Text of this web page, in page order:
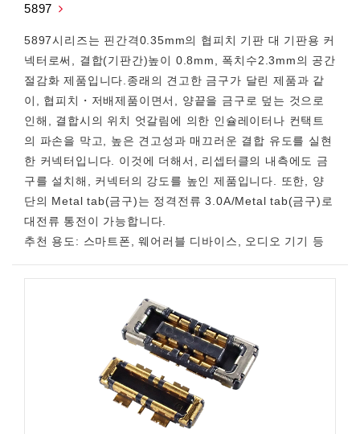
5897
5897시리즈는 핀간격0.35mm의 협피치 기판 대 기판용 커
넥터로써, 결합(기판간)높이 0.8mm, 폭치수2.3mm의 공간
절감화 제품입니다.종래의 견고한 금구가 달린 제품과 같
이, 협피치・저배제품이면서, 양끝을 금구로 덮는 것으로
인해, 결합시의 위치 엇갈림에 의한 인슐레이터나 컨택트
의 파손을 막고, 높은 견고성과 매끄러운 결합 유도를 실현
한 커넥터입니다. 이것에 더해서, 리셉터클의 내측에도 금
구를 설치해, 커넥터의 강도를 높인 제품입니다. 또한, 양
단의 Metal tab(금구)는 정격전류 3.0A/Metal tab(금구)로
대전류 통전이 가능합니다.
추천 용도: 스마트폰, 웨어러블 디바이스, 오디오 기기 등